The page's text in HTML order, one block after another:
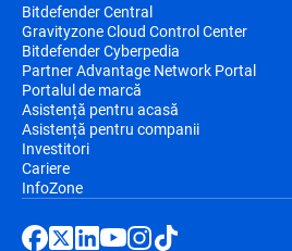
Bitdefender Central
Gravityzone Cloud Control Center
Bitdefender Cyberpedia
Partner Advantage Network Portal
Portalul de marcă
Asistență pentru acasă
Asistență pentru companii
Investitori
Cariere
InfoZone